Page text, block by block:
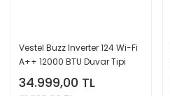
Vestel Buzz Inverter 124 Wi-Fi
A++ 12000 BTU Duvar Tipi
Klima
34.999,00 TL